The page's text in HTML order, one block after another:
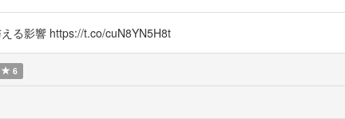
る影響 https://t.co/cuN8YN5H8t
6